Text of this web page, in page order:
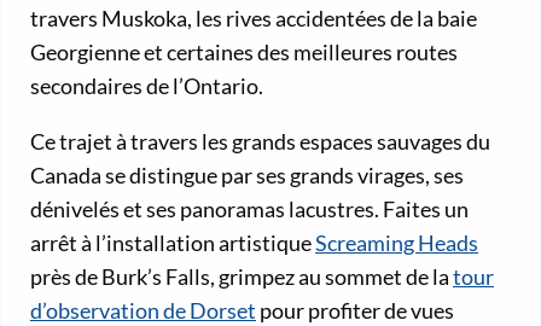
travers Muskoka, les rives accidentées de la baie
Georgienne et certaines des meilleures routes
secondaires de l’Ontario.
Ce trajet à travers les grands espaces sauvages du
Canada se distingue par ses grands virages, ses
dénivelés et ses panoramas lacustres. Faites un
arrêt à l’installation artistiqueScreaming Heads
près de Burk’s Falls, grimpez au sommet de latour
d’observation de Dorset pour profiter de vues